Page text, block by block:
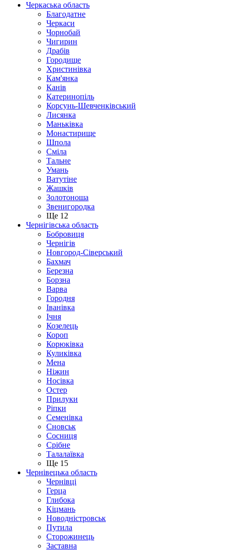
Черкаська область
Благодатне
Черкаси
Чорнобай
Чигирин
Драбів
Городище
Христинівка
Кам'янка
Канів
Катеринопіль
Корсунь-Шевченківський
Лисянка
Маньківка
Монастирище
Шпола
Сміла
Тальне
Умань
Ватутіне
Жашків
Золотоноша
Звенигородка
Ще 12
Чернігівська область
Бобровиця
Чернігів
Новгород-Сіверський
Бахмач
Березна
Борзна
Варва
Городня
Іванівка
Ічня
Козелець
Короп
Корюківка
Куликівка
Мена
Ніжин
Носівка
Остер
Прилуки
Ріпки
Семенівка
Сновськ
Сосниця
Срібне
Талалаївка
Ще 15
Чернівецька область
Чернівці
Герца
Глибока
Кіцмань
Новодністровськ
Путила
Сторожинець
Заставна